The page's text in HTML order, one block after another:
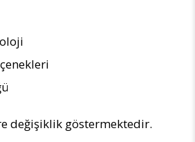
değişiklik göstermektedir.